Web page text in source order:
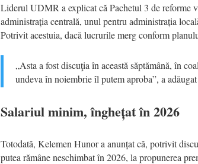
Liderul UDMR a explicat că Pachetul 3 de reforme
administrația centrală, unul pentru administrația
Potrivit acestuia, dacă lucrurile merg conform
„Asta a fost discuţia în această săptămână, în
undeva în noiembrie îl putem aproba”, a
Salariul minim, înghețat în 2026
Totodată, Kelemen Hunor a anunțat că, potrivit
putea rămâne neschimbat în 2026, la propunerea